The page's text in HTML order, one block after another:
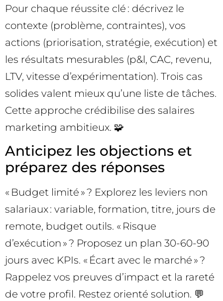
Pour chaque réussite clé : décrivez le
contexte (problème, contraintes), vos
actions (priorisation, stratégie, exécution) et
les résultats mesurables (p&l, CAC, revenu,
LTV, vitesse d’expérimentation). Trois cas
solides valent mieux qu’une liste de tâches.
Cette approche crédibilise des salaires
marketing ambitieux. 🧩
Anticipez les objections et
préparez des réponses
« Budget limité » ? Explorez les leviers non
salariaux : variable, formation, titre, jours de
remote, budget outils. « Risque
d’exécution » ? Proposez un plan 30-60-90
jours avec KPIs. « Écart avec le marché » ?
Rappelez vos preuves d’impact et la rareté
de votre profil. Restez orienté solution. 💬